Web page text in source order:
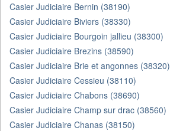
Casier Judiciaire Bernin (38190)
Casier Judiciaire Biviers (38330)
Casier Judiciaire Bourgoin jallieu (38300)
Casier Judiciaire Brezins (38590)
Casier Judiciaire Brie et angonnes (38320)
Casier Judiciaire Cessieu (38110)
Casier Judiciaire Chabons (38690)
Casier Judiciaire Champ sur drac (38560)
Casier Judiciaire Chanas (38150)